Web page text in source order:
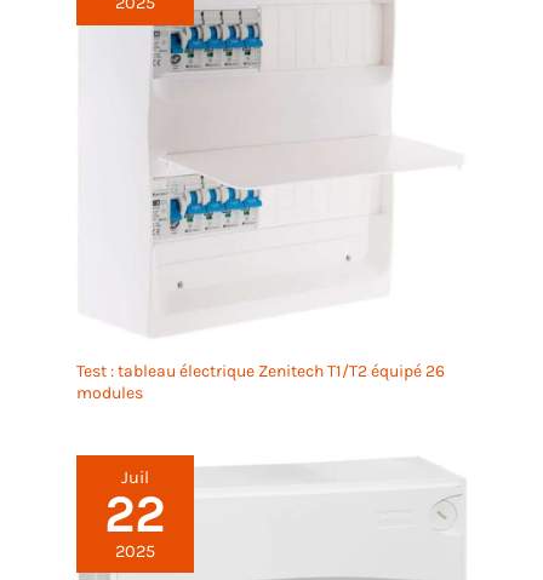
Test : tableau électrique Zenitech T1/T2 équipé 26
modules
Juil
22
2025